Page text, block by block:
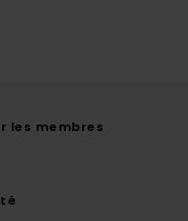
les membres